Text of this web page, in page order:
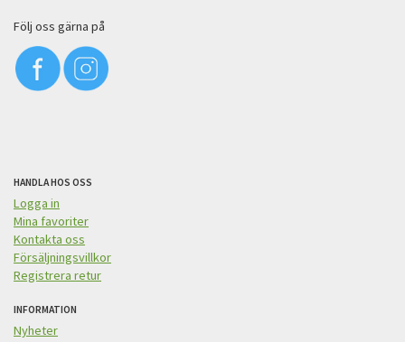
Följ oss gärna på
HANDLA HOS OSS
Logga in
Mina favoriter
Kontakta oss
Försäljningsvillkor
Registrera retur
INFORMATION
Nyheter